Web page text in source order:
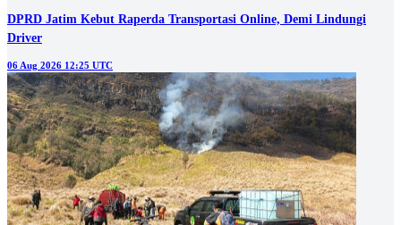
DPRD Jatim Kebut Raperda Transportasi Online, Demi Lindungi
Driver
06 Aug 2026 12:25 UTC